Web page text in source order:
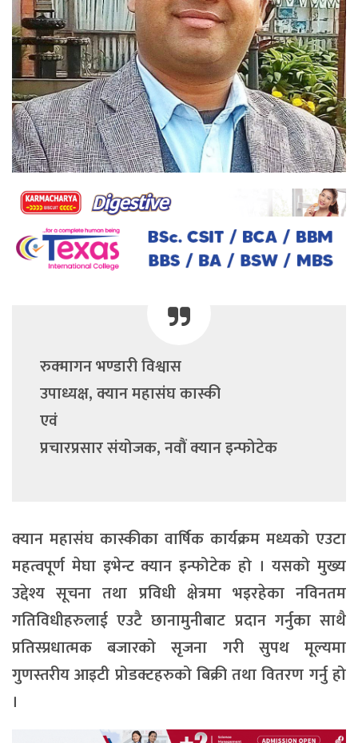
रुक्मागन भण्डारी विश्वास
उपाध्यक्ष, क्यान महासंघ कास्की
एवं
प्रचारप्रसार संयोजक, नवौं क्यान इन्फोटेक
क्यान महासंघ कास्कीका वार्षिक कार्यक्रम मध्यको एउटा
महत्वपूर्ण मेघा इभेन्ट क्यान इन्फोटेक हो । यसको मुख्य
उद्देश्य सूचना तथा प्रविधी क्षेत्रमा भइरहेका नविनतम
गतिविधीहरुलाई एउटै छानामुनीबाट प्रदान गर्नुका साथै
प्रतिस्प्रधात्मक बजारको सृजना गरी सुपथ मूल्यमा
गुणस्तरीय आइटी प्रोडक्टहरुको बिक्री तथा वितरण गर्नु हो
।